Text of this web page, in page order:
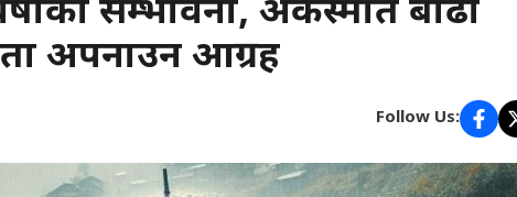
सम्भावना, अकस्मात बाढी
अपनाउन आग्रह
Follow Us: